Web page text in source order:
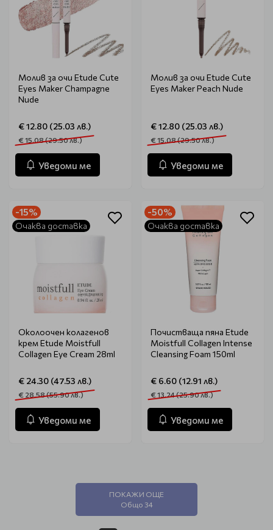
Молив за очи Etude Cute
Eyes Maker Champagne
Nude
€ 12.80 (25.03 лв.)
€ 15.08 (29.50 лв.)
Уведоми ме
Молив за очи Etude Cute
Eyes Maker Peach Nude
€ 12.80 (25.03 лв.)
€ 15.08 (29.50 лв.)
Уведоми ме
-15%
Очаква доставка
Околоочен колагенов
крем Etude Moistfull
Collagen Eye Cream 28ml
€ 24.30 (47.53 лв.)
€ 28.58 (55.90 лв.)
Уведоми ме
-50%
Очаква доставка
Почистваща пяна Etude
Moistfull Collagen Intense
Cleansing Foam 150ml
€ 6.60 (12.91 лв.)
€ 13.24 (25.90 лв.)
Уведоми ме
ПОКАЖИ ОЩЕ
Общо 34